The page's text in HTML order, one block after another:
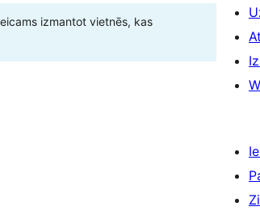
izmantot vietnēs, kas